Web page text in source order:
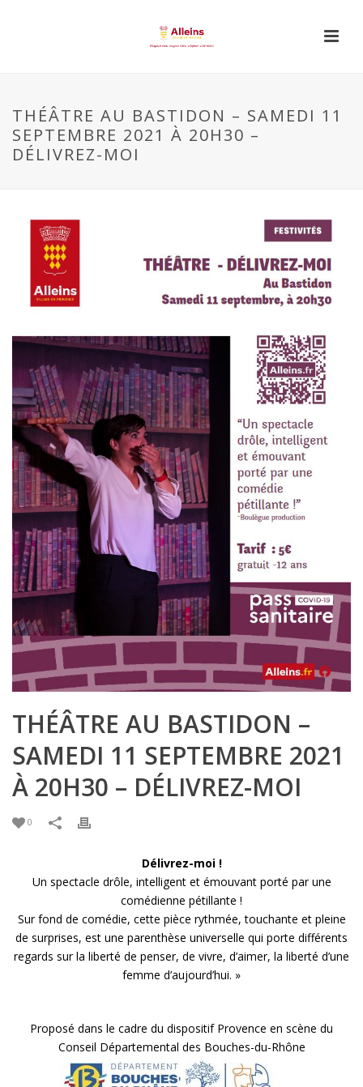
THÉÂTRE AU BASTIDON – SAMEDI 11
SEPTEMBRE 2021 À 20H30 –
DÉLIVREZ-MOI
THÉÂTRE AU BASTIDON –
SAMEDI 11 SEPTEMBRE 2021
À 20H30 – DÉLIVREZ-MOI
0
Délivrez-moi !
Un spectacle drôle, intelligent et émouvant porté par une
comédienne pétillante !
Sur fond de comédie, cette pièce rythmée, touchante et pleine
de surprises, est une parenthèse universelle qui porte différents
regards sur la liberté de penser, de vivre, d’aimer, la liberté d’une
femme d’aujourd’hui. »
Proposé dans le cadre du dispositif Provence en scène du
Conseil Départemental des Bouches-du-Rhône